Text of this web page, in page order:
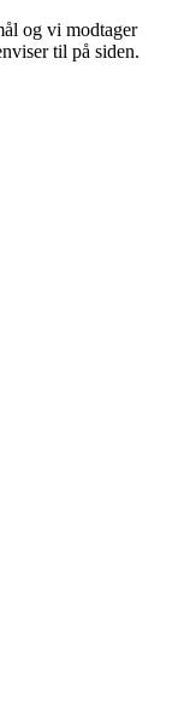
og vi modtager
til på siden.